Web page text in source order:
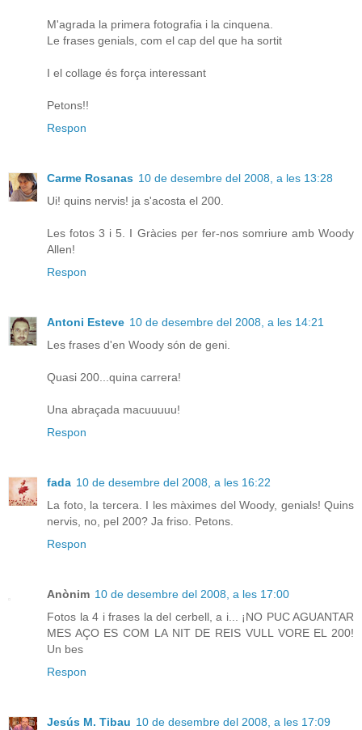
M'agrada la primera fotografia i la cinquena.
Le frases genials, com el cap del que ha sortit
I el collage és força interessant
Petons!!
Respon
Carme Rosanas 10 de desembre del 2008, a les 13:28
Ui! quins nervis! ja s'acosta el 200.
Les fotos 3 i 5. I Gràcies per fer-nos somriure amb Woody
Allen!
Respon
Antoni Esteve 10 de desembre del 2008, a les 14:21
Les frases d'en Woody són de geni.
Quasi 200...quina carrera!
Una abraçada macuuuuu!
Respon
fada 10 de desembre del 2008, a les 16:22
La foto, la tercera. I les màximes del Woody, genials! Quins
nervis, no, pel 200? Ja friso. Petons.
Respon
Anònim 10 de desembre del 2008, a les 17:00
Fotos la 4 i frases la del cerbell, a i... ¡NO PUC AGUANTAR
MES AÇO ES COM LA NIT DE REIS VULL VORE EL 200!
Un bes
Respon
Jesús M. Tibau 10 de desembre del 2008, a les 17:09